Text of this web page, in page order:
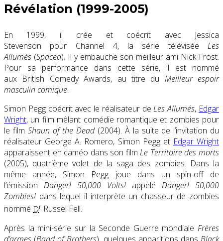
Révélation (1999-2005)
En 1999, il crée et coécrit avec Jessica
Stevenson pour Channel 4, la série télévisée Les
Allumés (Spaced). Il y embauche son meilleur ami Nick Frost.
Pour sa performance dans cette série, il est nommé
aux British Comedy Awards, au titre du Meilleur espoir
masculin comique.
Simon Pegg coécrit avec le réalisateur deLes Allumés, Edgar
Wright, un film mêlant comédie romantique et zombies pour
le film Shaun of the Dead (2004). À la suite de l’invitation du
réalisateur George A. Romero, Simon Pegg et Edgar Wright
apparaissent en caméo dans son filmLe Territoire des morts
(2005), quatrième volet de la saga des zombies. Dans la
même année, Simon Pegg joue dans un spin-off de
l’émission Danger! 50,000 Volts! appelé Danger! 50,000
Zombies! dans lequel il interprète un chasseur de zombies
nommé Dr Russel Fell.
Après la mini-série sur la Seconde Guerre mondiale Frères